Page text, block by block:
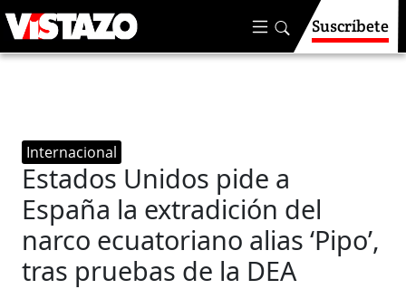
Suscríbete
Internacional
Estados Unidos pide a
España la extradición del
narco ecuatoriano alias ‘Pipo’,
tras pruebas de la DEA